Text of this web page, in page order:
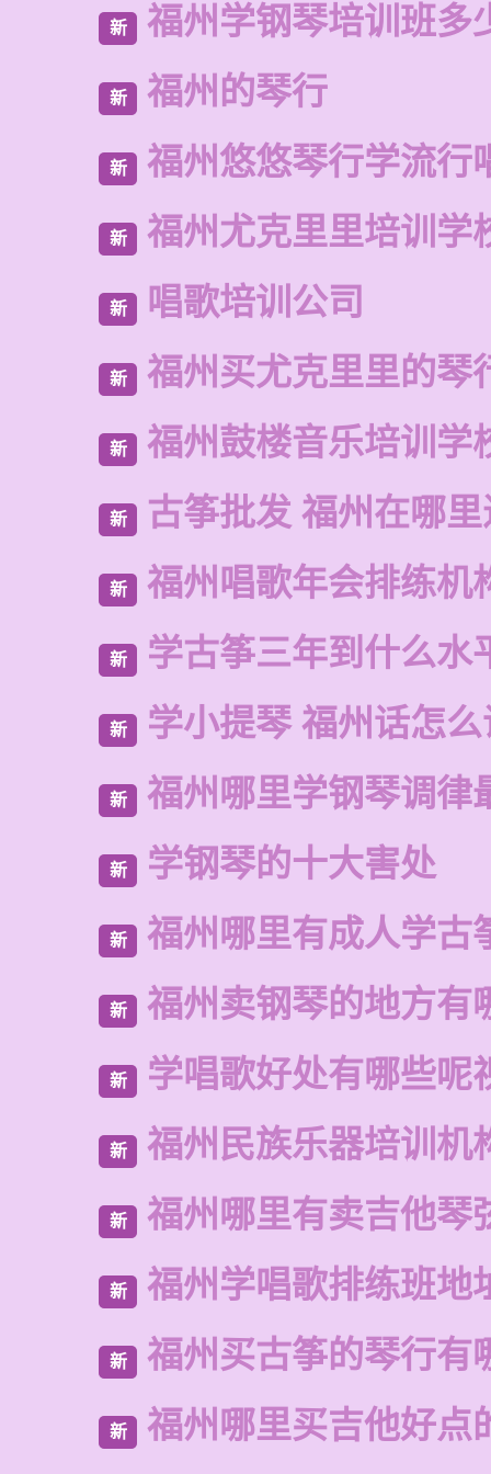
新 福州学钢琴培训班多
新 福州的琴行
新 福州悠悠琴行学流行
新 福州尤克里里培训学
新 唱歌培训公司
新 福州买尤克里里的琴
新 福州鼓楼音乐培训学
新 古筝批发 福州在哪
新 福州唱歌年会排练机
新 学古筝三年到什么水
新 学小提琴 福州话怎
新 福州哪里学钢琴调律
新 学钢琴的十大害处
新 福州哪里有成人学古
新 福州卖钢琴的地方有
新 学唱歌好处有哪些呢
新 福州民族乐器培训机
新 福州哪里有卖吉他琴
新 福州学唱歌排练班地
新 福州买古筝的琴行有
新 福州哪里买吉他好点